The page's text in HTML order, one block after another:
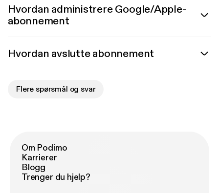
Hvordan administrere Google/Apple-
abonnement
Hvordan avslutte abonnement
Flere spørsmål og svar
Om Podimo
Karrierer
Blogg
Trenger du hjelp?